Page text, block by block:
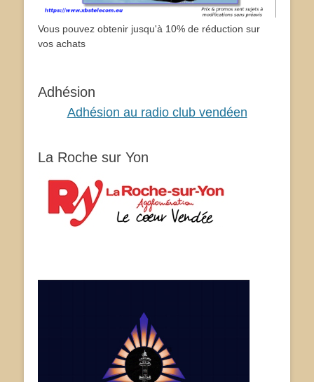
Vous pouvez obtenir jusqu'à 10% de réduction sur
vos achats
Adhésion
Adhésion au radio club vendéen
La Roche sur Yon